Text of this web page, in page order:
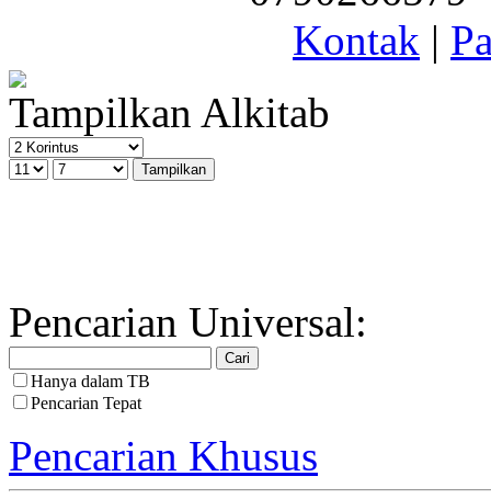
Kontak |
Tampilkan Alkitab
Pencarian Universal:
Hanya dalam TB
Pencarian Tepat
Pencarian Khusus